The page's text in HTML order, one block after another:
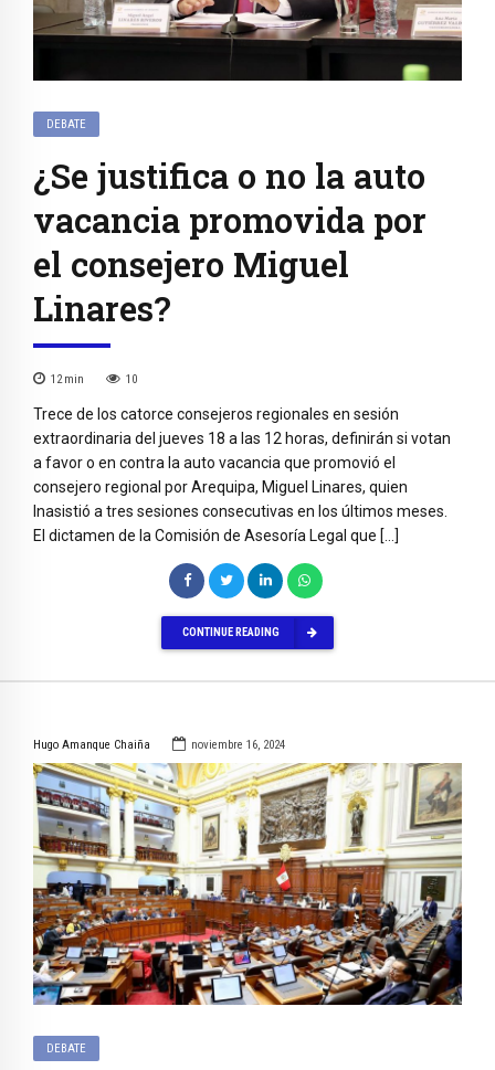
DEBATE
¿Se justifica o no la auto
vacancia promovida por
el consejero Miguel
Linares?
12 min 10
Trece de los catorce consejeros regionales en sesión
extraordinaria del jueves 18 a las 12 horas, definirán si votan
a favor o en contra la auto vacancia que promovió el
consejero regional por Arequipa, Miguel Linares, quien
Inasistió a tres sesiones consecutivas en los últimos meses.
El dictamen de la Comisión de Asesoría Legal que […]
CONTINUE READING
Hugo Amanque Chaiña noviembre 16, 2024
DEBATE